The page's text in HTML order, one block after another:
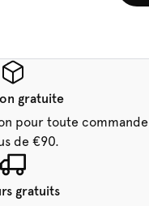
gratuite
pour toute commande
de €90.
gratuits